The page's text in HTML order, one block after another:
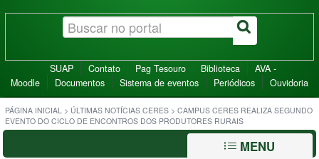
SUAP Contato Pag Tesouro Biblioteca
AVA -
Moodle
Documentos Sistema de eventos Periódicos Ouvidoria
PÁGINA INICIAL > ÚLTIMAS NOTÍCIAS CERES > CAMPUS CERES REALIZA SEGUNDO
EVENTO DO CICLO DE ENCONTROS DOS PRODUTORES RURAIS
MENU